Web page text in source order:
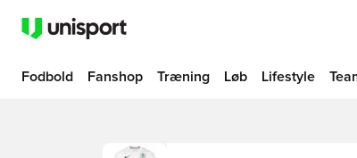
Fodbold Fanshop Træning Løb Lifestyle